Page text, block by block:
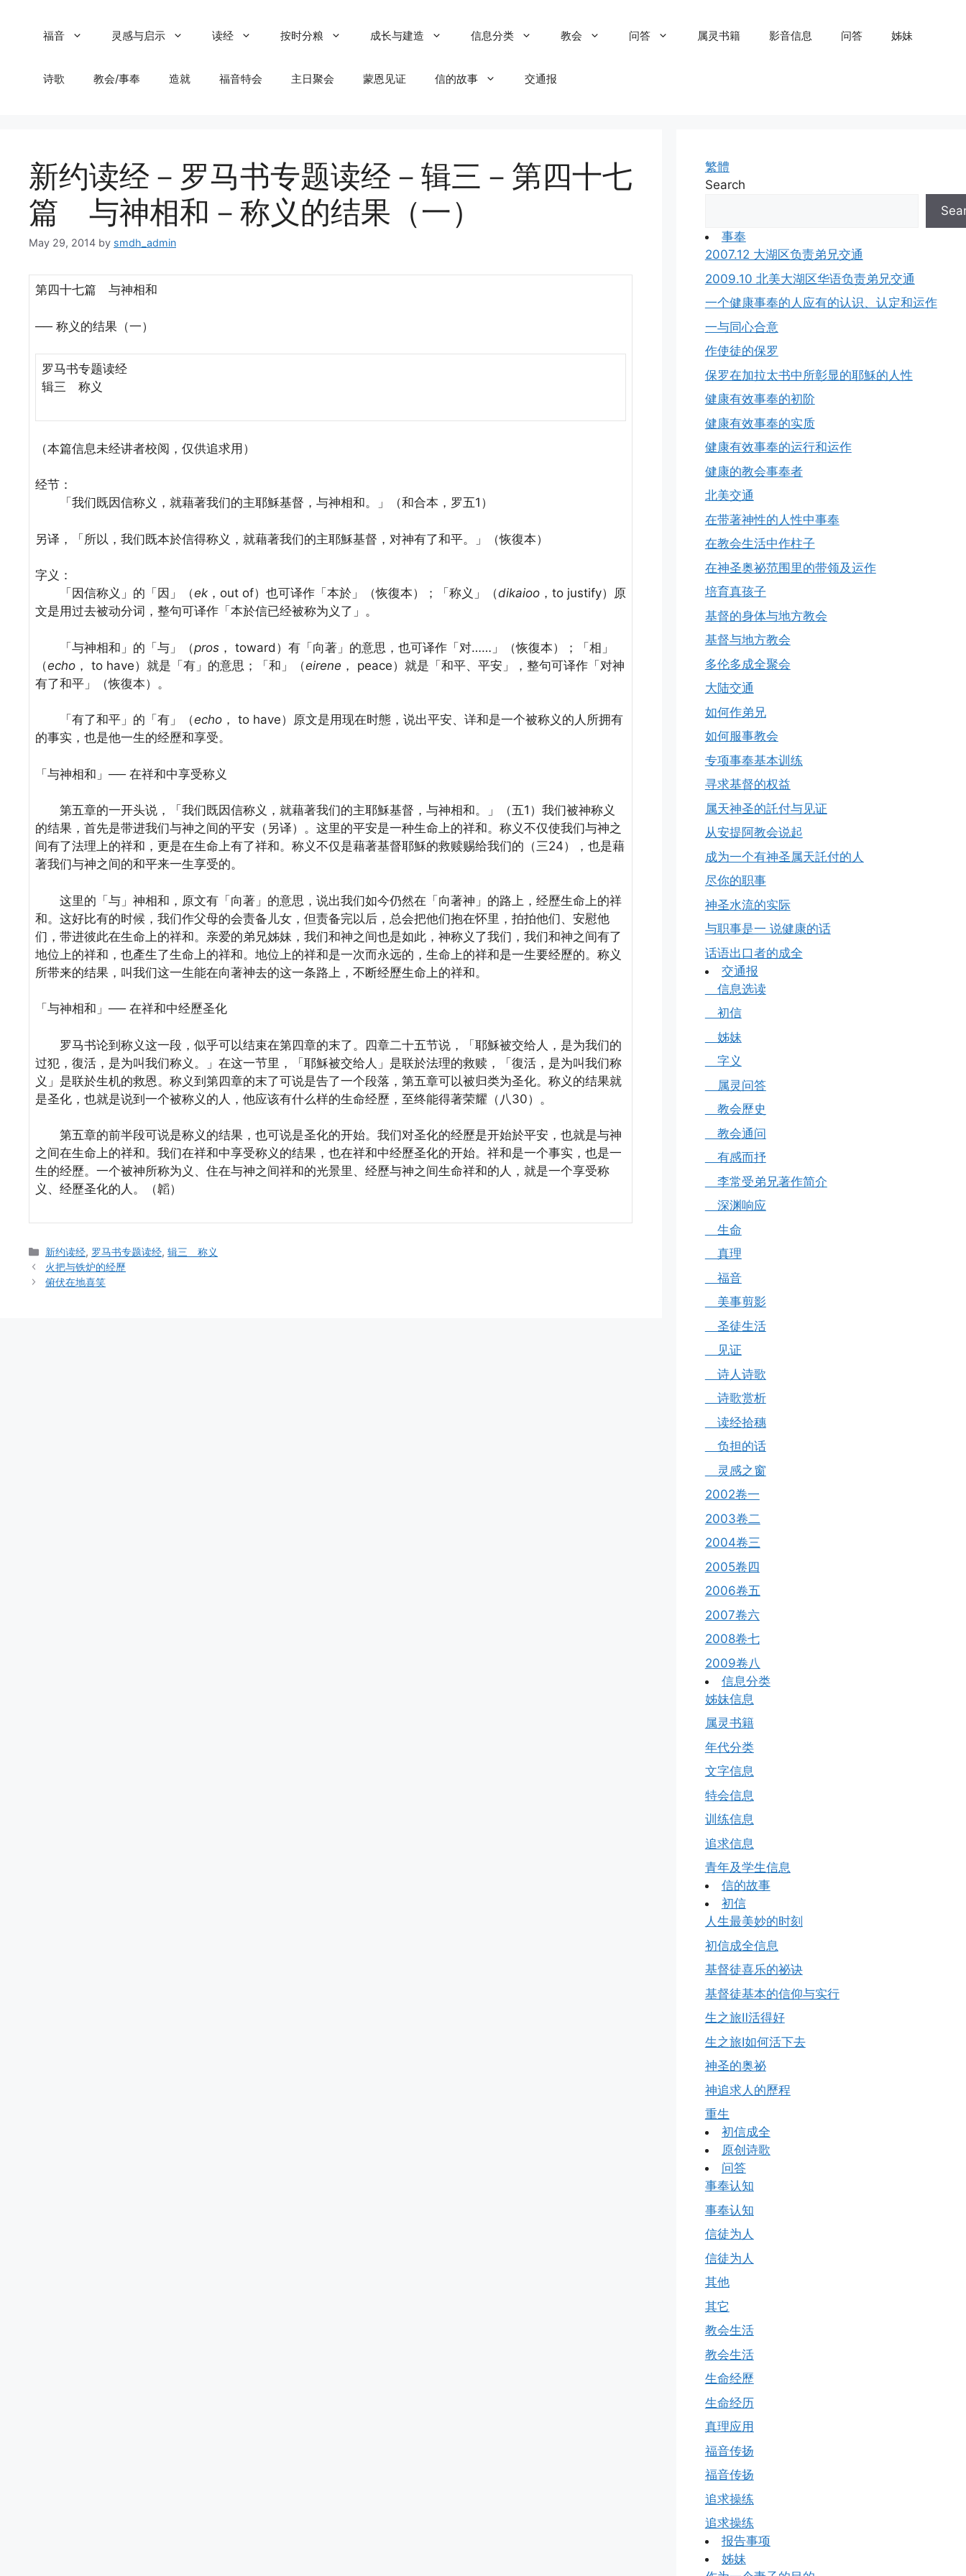
福音 灵感与启示 读经 按时分粮 成长与建造 信息分类 教会 问答 属灵书籍 影音信息 问答 姊妹
诗歌 教会/事奉 造就 福音特会 主日聚会 蒙恩见证 信的故事 交通报
新约读经－罗马书专题读经－辑三－第四十七
篇 与神相和－称义的结果（一）
May 29, 2014 by smdh_admin
第四十七篇 与神相和
── 称义的结果（一）
罗马书专题读经
辑三 称义
（本篇信息未经讲者校阅，仅供追求用）
经节：
「我们既因信称义，就藉著我们的主耶穌基督，与神相和。」（和合本，罗五1）
另译，「所以，我们既本於信得称义，就藉著我们的主耶穌基督，对神有了和平。」（恢復本）
字义：
「因信称义」的「因」（ek ，out of）也可译作「本於」（恢復本）；「称义」（dikaioo ，to justify）原
文是用过去被动分词，整句可译作「本於信已经被称为义了」。
「与神相和」的「与」（pros ， toward）有「向著」的意思，也可译作「对……」（恢復本）；「相」
（echo ， to have）就是「有」的意思；「和」（eirene ， peace）就是「和平、平安」，整句可译作「对神
有了和平」（恢復本）。
「有了和平」的「有」（echo ， to have）原文是用现在时態，说出平安、详和是一个被称义的人所拥有
的事实，也是他一生的经歷和享受。
「与神相和」── 在祥和中享受称义
第五章的一开头说，「我们既因信称义，就藉著我们的主耶穌基督，与神相和。」（五1）我们被神称义
的结果，首先是带进我们与神之间的平安（另译）。这里的平安是一种生命上的祥和。称义不仅使我们与神之
间有了法理上的祥和，更是在生命上有了祥和。称义不仅是藉著基督耶穌的救赎赐给我们的（三24），也是藉
著我们与神之间的和平来一生享受的。
这里的「与」神相和，原文有「向著」的意思，说出我们如今仍然在「向著神」的路上，经歷生命上的祥
和。这好比有的时候，我们作父母的会责备儿女，但责备完以后，总会把他们抱在怀里，拍拍他们、安慰他
们，带进彼此在生命上的祥和。亲爱的弟兄姊妹，我们和神之间也是如此，神称义了我们，我们和神之间有了
地位上的祥和，也產生了生命上的祥和。地位上的祥和是一次而永远的，生命上的祥和是一生要经歷的。称义
所带来的结果，叫我们这一生能在向著神去的这一条路上，不断经歷生命上的祥和。
「与神相和」── 在祥和中经歷圣化
罗马书论到称义这一段，似乎可以结束在第四章的末了。四章二十五节说，「耶穌被交给人，是为我们的
过犯，復活，是为叫我们称义。」在这一节里，「耶穌被交给人」是联於法理的救赎，「復活，是为叫我们称
义」是联於生机的救恩。称义到第四章的末了可说是告了一个段落，第五章可以被归类为圣化。称义的结果就
是圣化，也就是说到一个被称义的人，他应该有什么样的生命经歷，至终能得著荣耀（八30）。
第五章的前半段可说是称义的结果，也可说是圣化的开始。我们对圣化的经歷是开始於平安，也就是与神
之间在生命上的祥和。我们在祥和中享受称义的结果，也在祥和中经歷圣化的开始。祥和是一个事实，也是一
生的经歷。一个被神所称为义、住在与神之间祥和的光景里、经歷与神之间生命祥和的人，就是一个享受称
义、经歷圣化的人。（韜）
Categories
新约读经, 罗马书专题读经,辑三 称义
火把与铁炉的经歷
俯伏在地喜笑
繁體
Search
事奉
2007.12 大湖区负责弟兄交通
2009.10 北美大湖区华语负责弟兄交通
一个健康事奉的人应有的认识、认定和运作
一与同心合意
作使徒的保罗
保罗在加拉太书中所彰显的耶穌的人性
健康有效事奉的初阶
健康有效事奉的实质
健康有效事奉的运行和运作
健康的教会事奉者
北美交通
在带著神性的人性中事奉
在教会生活中作柱子
在神圣奥祕范围里的带领及运作
培育真孩子
基督的身体与地方教会
基督与地方教会
多伦多成全聚会
大陆交通
如何作弟兄
如何服事教会
专项事奉基本训练
寻求基督的权益
属天神圣的託付与见证
从安提阿教会说起
成为一个有神圣属天託付的人
尽你的职事
神圣水流的实际
与职事是一 说健康的话
话语出口者的成全
交通报
信息选读
初信
姊妹
字义
属灵问答
教会歷史
教会通问
有感而抒
李常受弟兄著作简介
深渊响应
生命
真理
福音
美事剪影
圣徒生活
见证
诗人诗歌
诗歌赏析
读经拾穗
负担的话
灵感之窗
2002卷一
2003卷二
2004卷三
2005卷四
2006卷五
2007卷六
2008卷七
2009卷八
信息分类
姊妹信息
属灵书籍
年代分类
文字信息
特会信息
训练信息
追求信息
青年及学生信息
信的故事
初信
人生最美妙的时刻
初信成全信息
基督徒喜乐的祕诀
基督徒基本的信仰与实行
生之旅Ⅱ活得好
生之旅Ⅰ如何活下去
神圣的奥祕
神追求人的歷程
重生
初信成全
原创诗歌
问答
事奉认知
事奉认知
信徒为人
信徒为人
其他
其它
教会生活
教会生活
生命经歷
生命经历
真理应用
福音传扬
福音传扬
追求操练
追求操练
报告事项
姊妹